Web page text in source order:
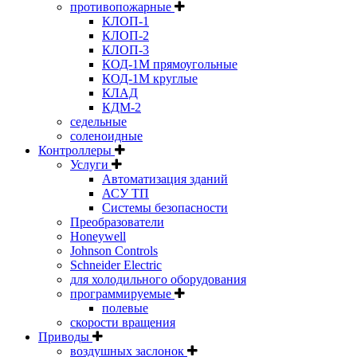
противопожарные
КЛОП-1
КЛОП-2
КЛОП-3
КОД-1М прямоугольные
КОД-1М круглые
КЛАД
КДМ-2
седельные
соленоидные
Контроллеры
Услуги
Автоматизация зданий
АСУ ТП
Системы безопасности
Преобразователи
Honeywell
Johnson Controls
Schneider Electric
для холодильного оборудования
программируемые
полевые
скорости вращения
Приводы
воздушных заслонок